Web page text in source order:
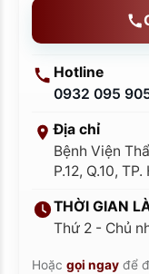
Hotline
0932 095
Địa chỉ
Bệnh Viện
P.12, Q.10, TP.
THỜI GIAN
Thứ 2 - Chủ
Hoặc gọi ngay để